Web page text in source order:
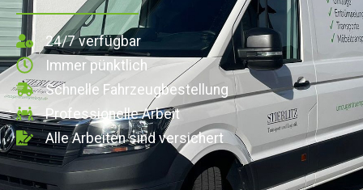
24/7 verfügbar
Immer pünktlich
Schnelle Fahrzeugbestellung
Professionelle Arbeit
Alle Arbeiten sind versichert